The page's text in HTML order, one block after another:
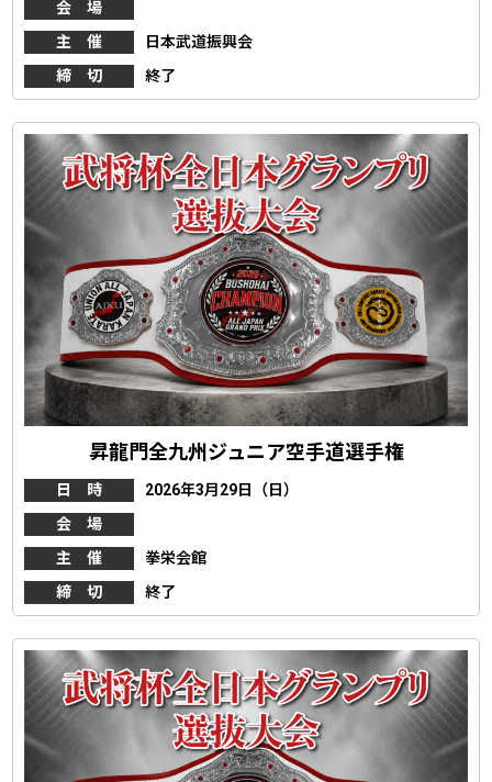
会 場
主 催
日本武道振興会
締 切
終了
昇龍門全九州ジュニア空手道選手権
日 時
2026年3月29日（日）
会 場
主 催
拳栄会館
締 切
終了